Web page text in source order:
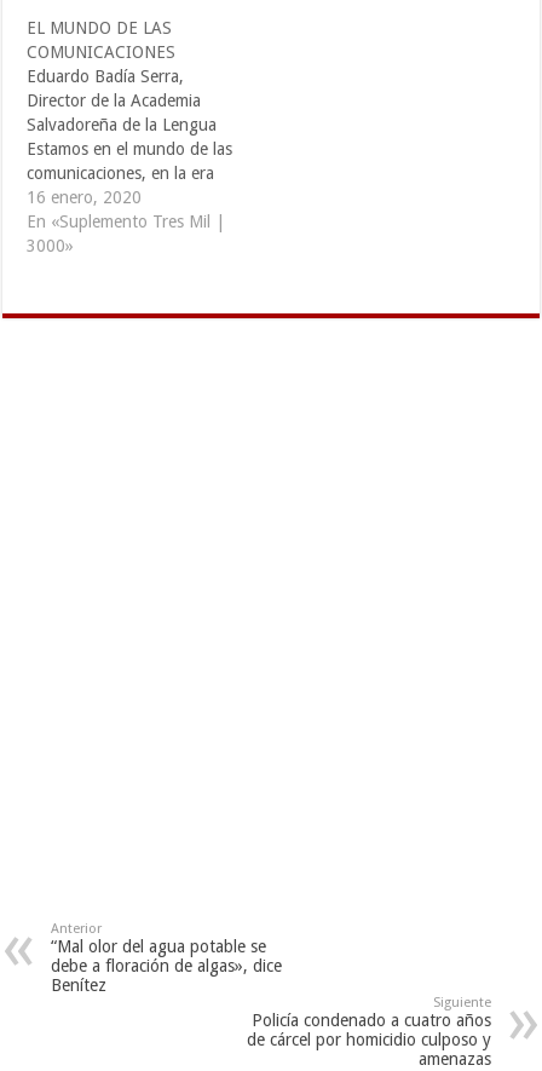
EL MUNDO DE LAS
COMUNICACIONES
Eduardo Badía Serra,
Director de la Academia
Salvadoreña de la Lengua
Estamos en el mundo de las
comunicaciones, en la era
de las comunicaciones.
Nunca antes, se dice, había
el hombre mostrado tanta
sintió desde su mismo
16 enero, 2020
En «Suplemento Tres Mil |
3000»
Anterior
“Mal olor del agua potable se
debe a floración de algas», dice
Benítez
Siguiente
Policía condenado a cuatro años
de cárcel por homicidio culposo y
amenazas